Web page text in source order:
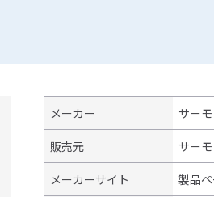
メーカー サー
販売元 サー
メーカーサイト 製品